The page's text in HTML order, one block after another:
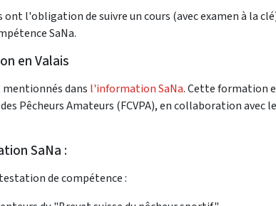
ont l'obligation de suivre un cours (avec examen à la
SaNa.
en Valais
mentionnés dans l'information SaNa. Cette formation
Pêcheurs Amateurs (FCVPA), en collaboration avec
SaNa :
de compétence :